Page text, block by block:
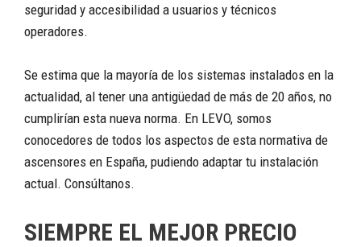
seguridad y accesibilidad a usuarios y técnicos
operadores.
Se estima que la mayoría de los sistemas instalados en la
actualidad, al tener una antigüedad de más de 20 años, no
cumplirían esta nueva norma. En LEVO, somos
conocedores de todos los aspectos de esta normativa de
ascensores en España, pudiendo adaptar tu instalación
actual. Consúltanos.
SIEMPRE EL MEJOR PRECIO